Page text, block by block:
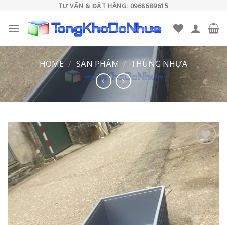
content
TƯ VẤN & ĐẶT HÀNG: 0968689615
HOME / SẢN PHẨM / THÙNG NHỰA
Add to
wishlist